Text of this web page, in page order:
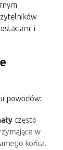
i
powodów:
często
w
końca.